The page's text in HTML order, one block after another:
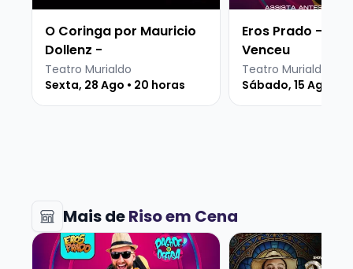
O Coringa por Mauricio
Dollenz -
Teatro Murialdo
Sexta, 28 Ago • 20 horas
Eros Prado - A
Venceu
Teatro Murialdo
Sábado, 15 Ago •
Mais deRiso em Cena
Veja mais sobre Eros Prado - A 5° Serie Venceu
Veja mais sobre